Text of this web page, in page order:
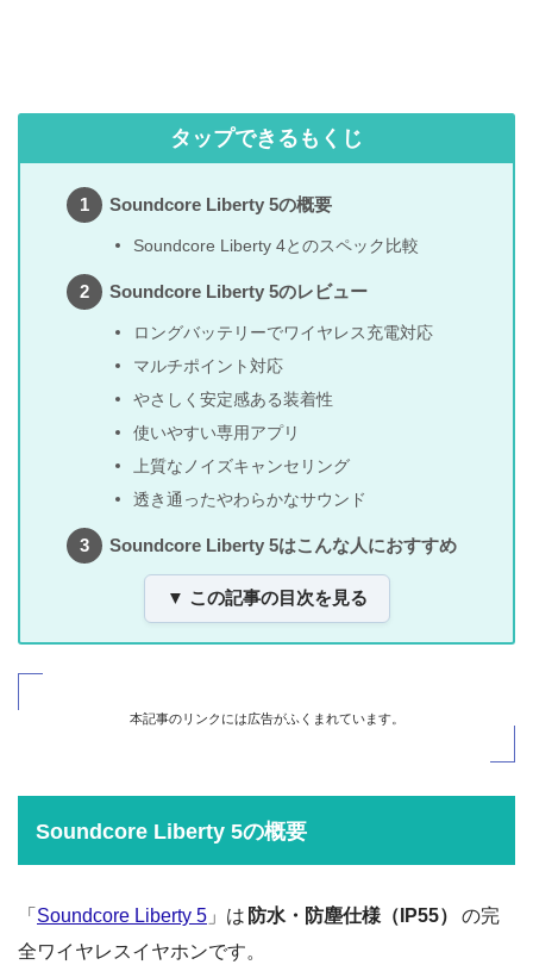
タップできるもくじ
Soundcore Liberty 5の概要
Soundcore Liberty 4とのスペック比較
Soundcore Liberty 5のレビュー
ロングバッテリーでワイヤレス充電対応
マルチポイント対応
やさしく安定感ある装着性
使いやすい専用アプリ
上質なノイズキャンセリング
透き通ったやわらかなサウンド
Soundcore Liberty 5はこんな人におすすめ
▼ この記事の目次を見る
本記事のリンクには広告がふくまれています。
Soundcore Liberty 5の概要
「 Soundcore Liberty 5 」は 防水・防塵仕様（IP55）
の完
全ワイヤレスイヤホンです。